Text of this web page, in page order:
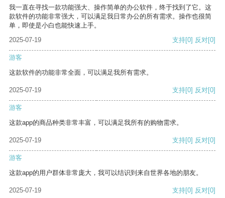
我一直在寻找一款功能强大、操作简单的办公软件，终于找到了它。这
款软件的功能非常强大，可以满足我日常办公的所有需求。操作也很简
单，即使是小白也能快速上手。
2025-07-19
支持[0] 反对[0]
游客
这款软件的功能非常全面，可以满足我所有需求。
2025-07-19 支持[0] 反对[0]
游客
这款app的商品种类非常丰富，可以满足我所有的购物需求。
2025-07-19 支持[0] 反对[0]
游客
这款app的用户群体非常庞大，我可以结识到来自世界各地的朋友。
2025-07-19 支持[0] 反对[0]